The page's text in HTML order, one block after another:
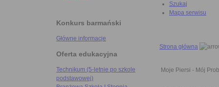
Konkurs barmański
Główne informacje
Oferta edukacyjna
Technikum (5-letnie po szkole
podstawowej)
Szukaj
Mapa serwisu
Strona główna
Moje Piersi - Mój